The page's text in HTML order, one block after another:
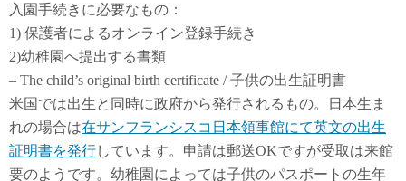
入園手続きに必要なもの：
1) 保護者によるオンライン登録手続き
2)幼稚園へ提出する書類
– The child’s original birth certificate / 子供の出生証明書
米国では出生と同時に政府から発行されるもの。日本生ま
れの場合は在サンフランシスコ日本領事館にて英文の出生
証明書を発行しています。申請は郵送OKですが受取は来館
要のようです。幼稚園によっては子供のパスポートの生年